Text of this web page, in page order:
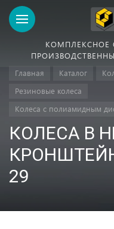
КОМПЛЕКСНОЕ
Главная
Каталог
Резиновые колеса
Колеса с полиамидным
КОЛЕСА В
29